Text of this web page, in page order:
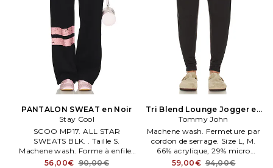
PANTALON SWEAT en Noir
Stay Cool
SCOO MP17. ALL STAR
SWEATS BLK. . Taille S.
Machene wash. Forme à enfiler
avec bande élastique à la taille.
56,00€ 90,00€
Tri Blend Lounge Jogger en
Noir
Tommy John
Machene wash. Fermeture par
cordon de serrage. Size L, M.
66% acrylique, 29% micro
modal, 5% Lycra. . Taille S.
59,00€ 94,00€